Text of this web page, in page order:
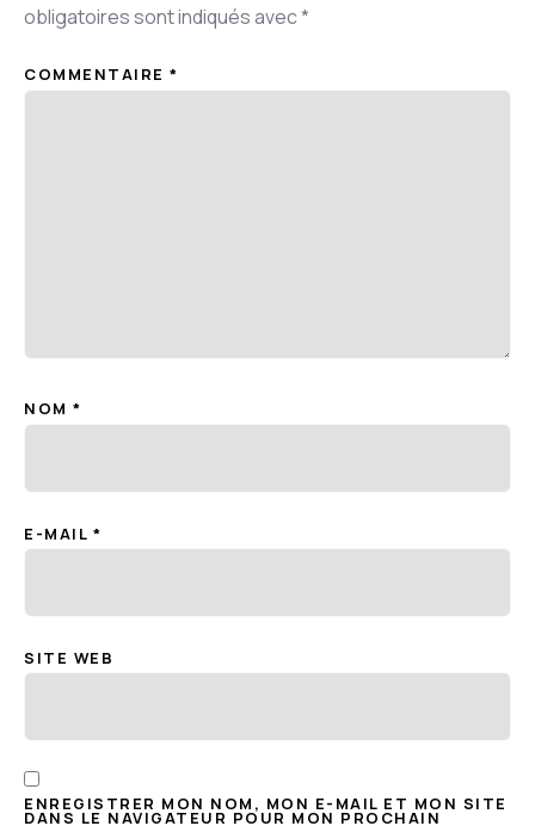
obligatoires sont indiqués avec*
COMMENTAIRE *
NOM *
E-MAIL *
SITE WEB
ENREGISTRER MON NOM, MON E-MAIL ET MON SITE
DANS LE NAVIGATEUR POUR MON PROCHAIN